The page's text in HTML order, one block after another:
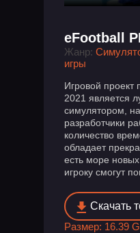
eFootball
Жанр:
игры
Игровой проект
2021 является
симулятором,
разработчики
количество
обладает
есть море
игроку смогут
Скачать
Размер: 16.39